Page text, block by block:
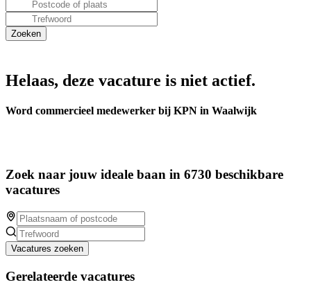
Helaas, deze vacature is niet actief.
Word commercieel medewerker bij KPN in Waalwijk
Zoek naar jouw ideale baan in 6730 beschikbare
vacatures
Vacatures zoeken
Gerelateerde vacatures